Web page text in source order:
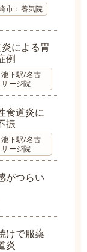
市：養気院
による胃
例
下駅/名古
ージ院
食道炎に
振
下駅/名古
ージ院
がつらい
けで服薬
炎